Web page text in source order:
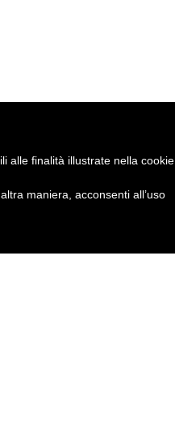
alle finalità illustrate nella cookie
maniera, acconsenti all’uso